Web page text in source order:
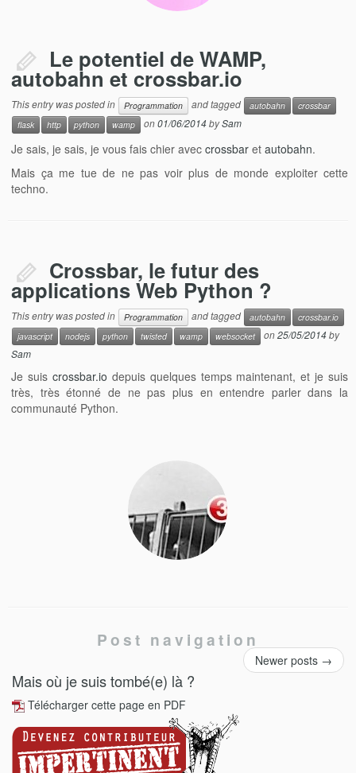
Le potentiel de WAMP,
autobahn et crossbar.io
This entry was posted in Programmation and tagged autobahn
crossbar
flask
http python wamp on01/06/2014bySam
Je sais, je sais, je vous fais chier aveccrossbar etautobahn.
Mais ça me tue de ne pas voir plus de monde exploiter cette
techno.
Crossbar, le futur des
applications Web Python ?
This entry was posted in Programmation and tagged autobahn
crossbar.io
javascript
nodejs python twisted wamp websocket on25/05/2014by
Sam
Je suis crossbar.io depuis quelques temps maintenant, et je suis
très, très étonné de ne pas plus en entendre parler dans la
communauté Python.
Post navigation
Newer posts →
Mais où je suis tombé(e) là ?
Télécharger cette page en PDF